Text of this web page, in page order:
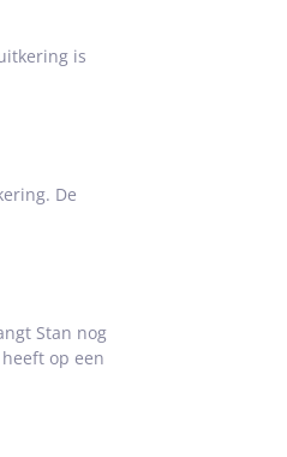
is
De
Stan nog
op een